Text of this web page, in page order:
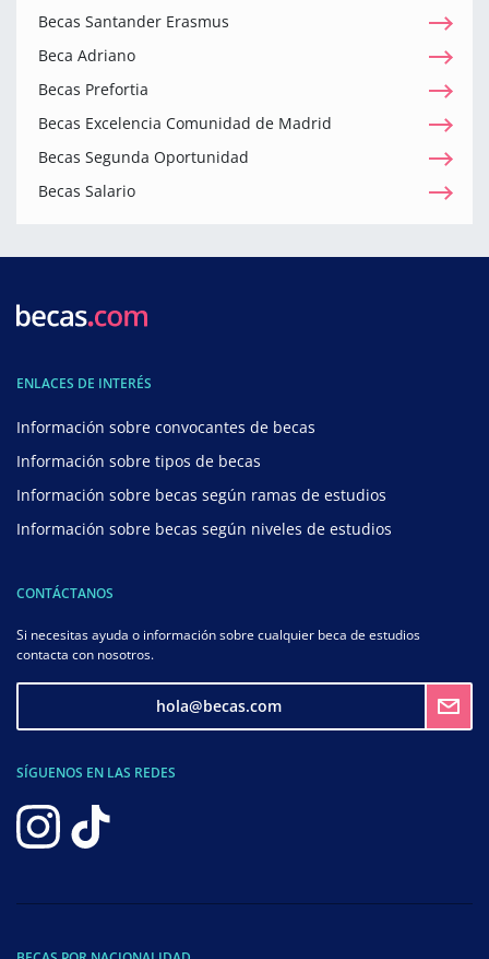
Becas Santander Erasmus
Beca Adriano
Becas Prefortia
Becas Excelencia Comunidad de Madrid
Becas Segunda Oportunidad
Becas Salario
ENLACES DE INTERÉS
Información sobre convocantes de becas
Información sobre tipos de becas
Información sobre becas según ramas de estudios
Información sobre becas según niveles de estudios
CONTÁCTANOS
Si necesitas ayuda o información sobre cualquier beca de estudios
contacta con nosotros.
hola@becas.com
SÍGUENOS EN LAS REDES